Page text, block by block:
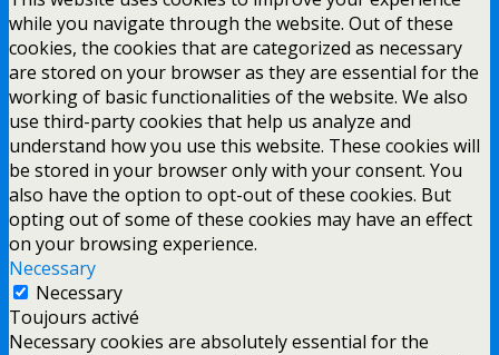
while you navigate through the website. Out of these
cookies, the cookies that are categorized as necessary
are stored on your browser as they are essential for the
working of basic functionalities of the website. We also
use third-party cookies that help us analyze and
understand how you use this website. These cookies will
be stored in your browser only with your consent. You
also have the option to opt-out of these cookies. But
opting out of some of these cookies may have an effect
on your browsing experience.
Necessary
Necessary
Toujours activé
Necessary cookies are absolutely essential for the